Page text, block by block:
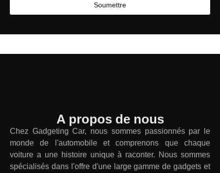
Soumettre
A propos de nous
Chez Gadgeting Car, nous sommes passionnés par le
monde de l'automobile et comprenons que chaque
voiture a une histoire unique à raconter. Nous sommes
spécialisés dans l'offre d'une large gamme de gadgets et